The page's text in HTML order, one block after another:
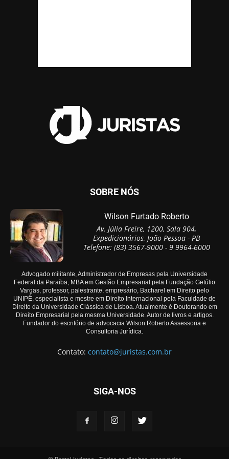
SOBRE NÓS
Wilson Furtado Roberto
Av. Júlia Freire, 1200, Sala 904,
Expedicionários, João Pessoa - PB
Telefone: (83) 3567-9000 - 9 9964-6000
Advogado militante, Administrador de Empresas pela Universidade
Federal da Paraíba, MBA em Gestão Empresarial pela Fundação Getúlio
Vargas, professor, palestrante, empresário, Bacharel em Direito pelo
UNIPÊ, especialista e mestre em Direito Internacional pela Faculdade de
Direito da Universidade Clássica de Lisboa. Atualmente é Doutorando em
Direito Empresarial pela mesma Universidade. Autor de livros e artigos.
Fundador do escritório de advocacia Wilson Roberto Assessoria e
Consultoria Jurídica.
Contato: contato@juristas.com.br
SIGA-NOS